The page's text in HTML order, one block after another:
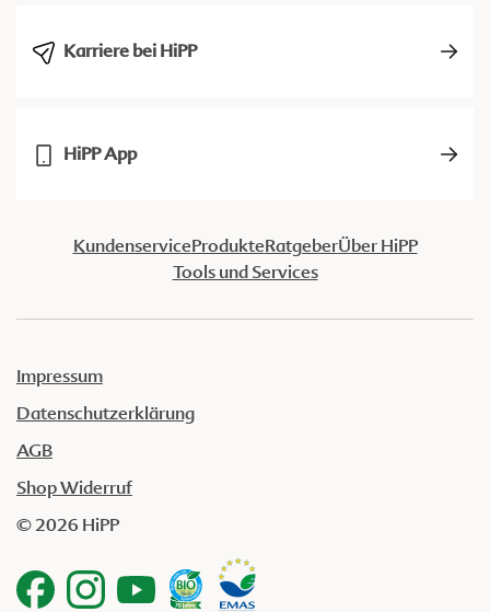
Karriere bei HiPP
HiPP App
KundenserviceProdukteRatgeberÜber HiPP
Tools und Services
Impressum
Datenschutzerklärung
AGB
Shop Widerruf
© 2026 HiPP